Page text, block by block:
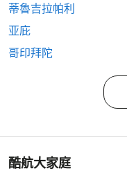
蒂魯吉拉帕利
亚庇
哥印拜陀
酷航大家庭